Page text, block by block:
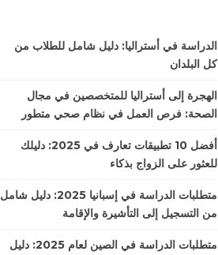
الدراسة في أستراليا: دليل شامل للطلاب من
كل البلدان
الهجرة إلى أستراليا للمتخصصين في مجال
الصحة: فرص العمل في نظام صحي متطور
أفضل 10 تطبيقات تعارف في 2025: دليلك
للعثور على الزواج بذكاء
متطلبات الدراسة في إسبانيا 2025: دليل شامل
من التسجيل إلى التأشيرة والإقامة
متطلبات الدراسة في الصين لعام 2025: دليل